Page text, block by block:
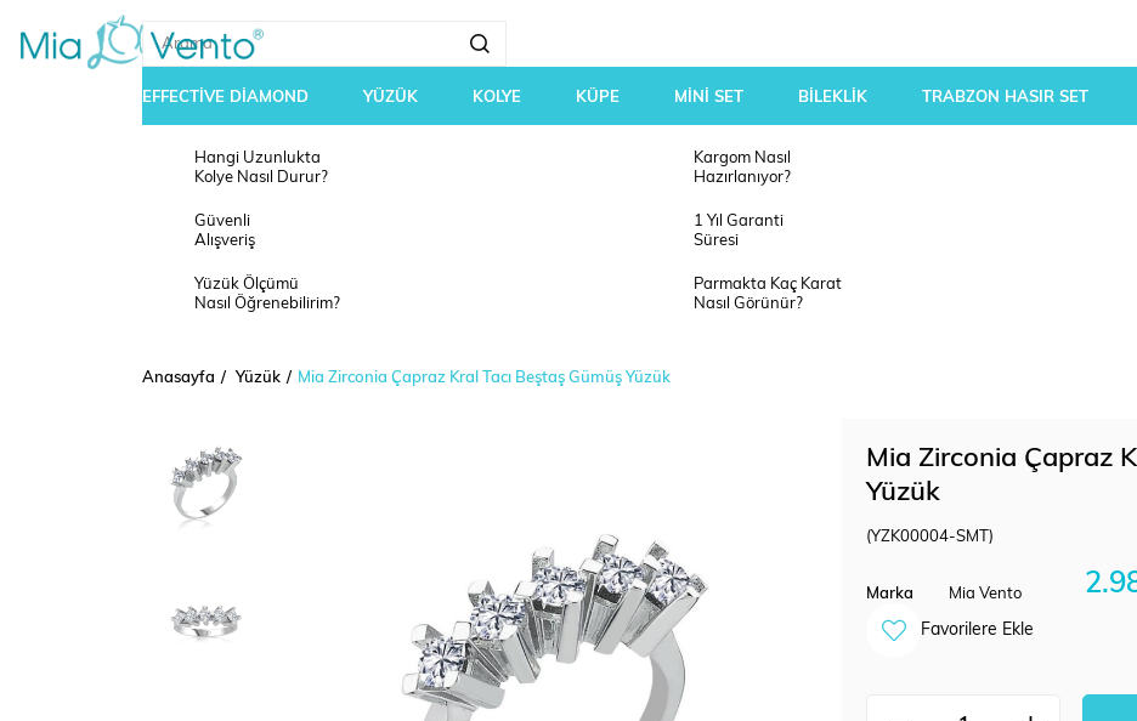
EFFECTİVE DİAMOND YÜZÜK KOLYE KÜPE MİNİ SET BİLEKLİK TRABZON HASIR SET
Hangi Uzunlukta
Kolye Nasıl Durur?
Kargom Nasıl
Hazırlanıyor?
Güvenli
Alışveriş
1 Yıl Garanti
Süresi
Yüzük Ölçümü
Nasıl Öğrenebilirim?
Parmakta Kaç Karat
Nasıl Görünür?
Anasayfa Yüzük Mia Zirconia Çapraz Kral Tacı Beştaş Gümüş Yüzük
Mia Zirconia Çapraz
Yüzük
(YZK00004-SMT)
Marka Mia Vento
Favorilere Ekle